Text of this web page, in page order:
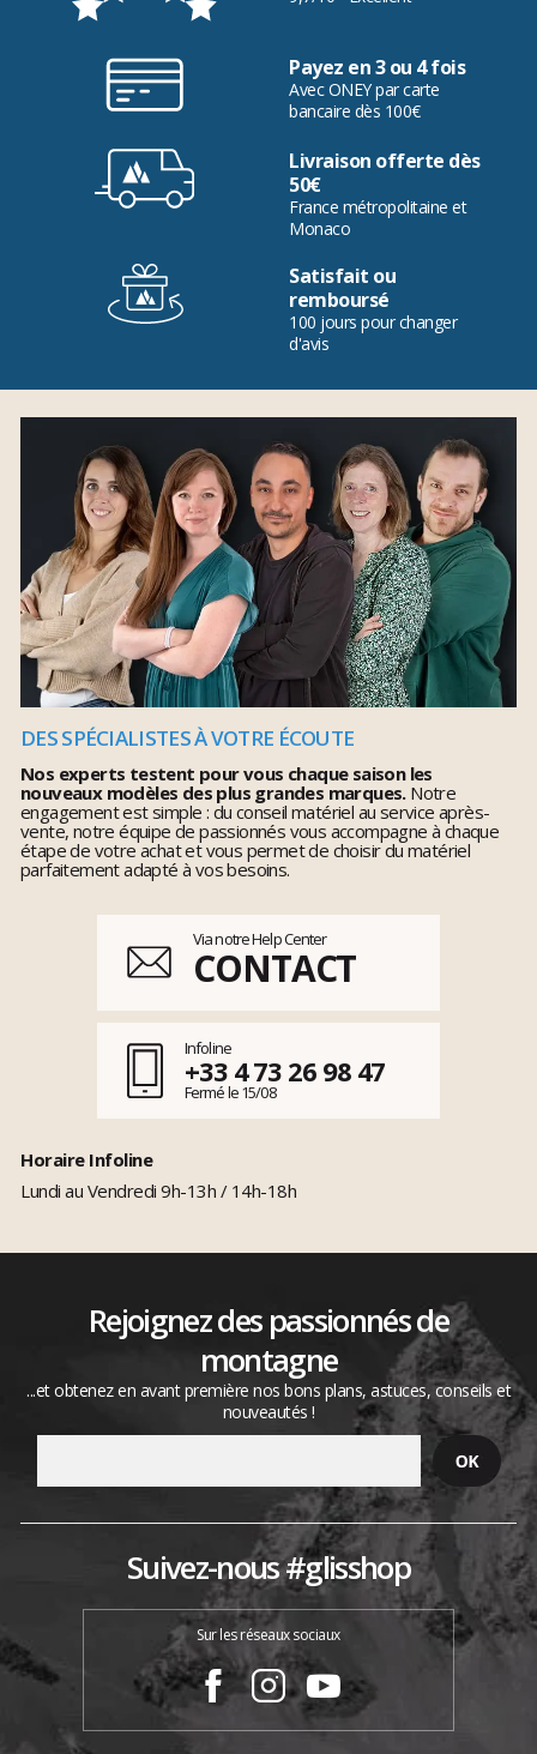
Payez en 3 ou 4 fois
Avec ONEY par carte
bancaire dès 100€
Livraison offerte dès
50€
France métropolitaine et
Monaco
Satisfait ou
remboursé
100 jours pour changer
d'avis
DES SPÉCIALISTES À VOTRE ÉCOUTE
Nos experts testent pour vous chaque saison les
nouveaux modèles des plus grandes marques.Notre
engagement est simple : du conseil matériel au service après-
vente, notre équipe de passionnés vous accompagne à chaque
étape de votre achat et vous permet de choisir du matériel
parfaitement adapté à vos besoins.
Via notre Help Center
CONTACT
Infoline
+33 4 73 26 98 47
Fermé le 15/08
Horaire Infoline
Lundi au Vendredi 9h-13h / 14h-18h
Rejoignez des passionnés de
montagne
...et obtenez en avant première nos bons plans, astuces, conseils et
nouveautés !
Suivez-nous #glisshop
Sur les réseaux sociaux